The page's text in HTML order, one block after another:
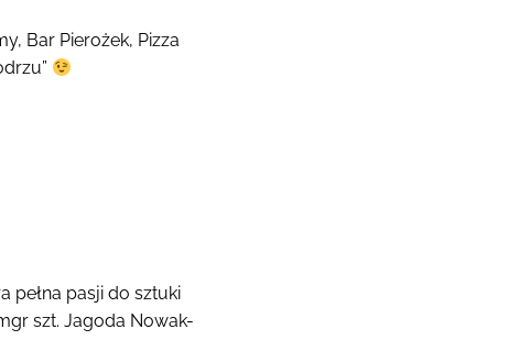
Bar Pierożek, Pizza
pełna pasji do sztuki
szt. Jagoda Nowak-